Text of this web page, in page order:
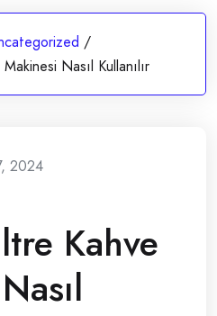
/
Nasıl Kullanılır
2024
Kahve